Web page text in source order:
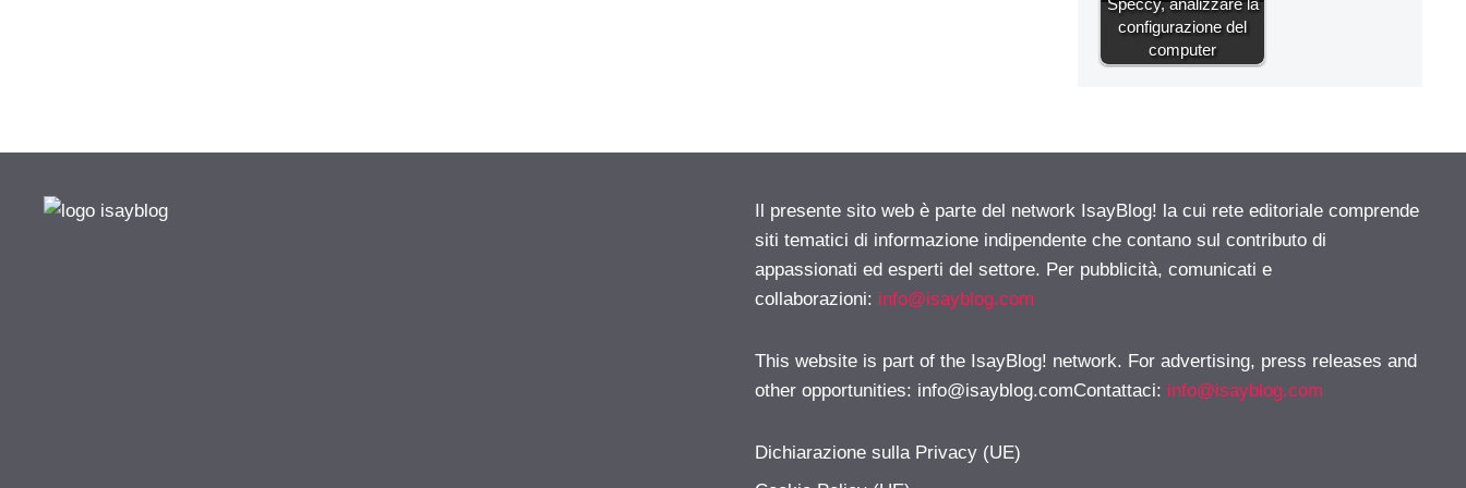
configurazione del
computer
Il presente sito web è parte del network IsayBlog! la cui rete editoriale comprende
siti tematici di informazione indipendente che contano sul contributo di
appassionati ed esperti del settore. Per pubblicità, comunicati e
collaborazioni: info@isayblog.com
This website is part of the IsayBlog! network. For advertising, press releases and
other opportunities: info@isayblog.comContattaci: info@isayblog.com
Dichiarazione sulla Privacy (UE)